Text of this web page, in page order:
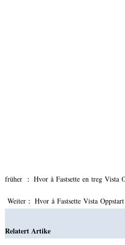
früher ： Hvor å Fastsette en treg Vista
Weiter： Hvor å Fastsette Vista
Relatert Artike